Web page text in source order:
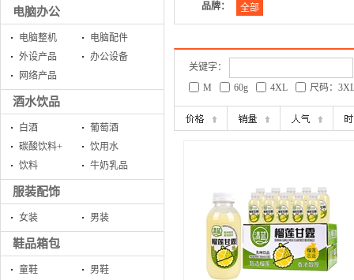
电脑办公
电脑整机
电脑配件
外设产品
办公设备
网络产品
酒水饮品
白酒
葡萄酒
碳酸饮料+
饮用水
饮料
牛奶乳品
服装配饰
女装 男装
鞋品箱包
童鞋
男鞋
品牌： 全部
关键字：
M
60g 4XL 尺码：